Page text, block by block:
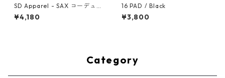
SD Apparel - SAX コーデュロ
イ バケットハット（ブラッ
ク）
¥4,180
16 PAD / Black
¥3,800
Category